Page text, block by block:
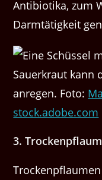
Antibiotika, zum
Darmtätigkeit
Sauerkraut kann
anregen. Foto:
stock.adobe.com
3.